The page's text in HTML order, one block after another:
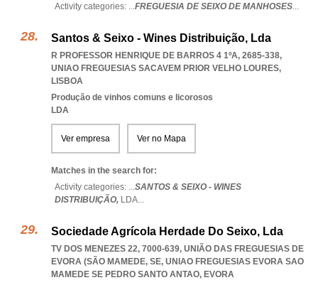
Activity categories: ...FREGUESIA DE SEIXO DE MANHOSES...
Santos & Seixo - Wines Distribuição, Lda
R PROFESSOR HENRIQUE DE BARROS 4 1ºA, 2685-338,
UNIAO FREGUESIAS SACAVEM PRIOR VELHO LOURES,
LISBOA
Produção de vinhos comuns e licorosos
LDA
Ver empresa Ver no Mapa
Matches in the search for:
Activity categories: ...SANTOS & SEIXO - WINES
DISTRIBUIÇÃO, LDA...
Sociedade Agrícola Herdade Do Seixo, Lda
TV DOS MENEZES 22, 7000-639, UNIÃO DAS FREGUESIAS DE
EVORA (SÃO MAMEDE, SE, UNIAO FREGUESIAS EVORA SAO
MAMEDE SE PEDRO SANTO ANTAO, EVORA